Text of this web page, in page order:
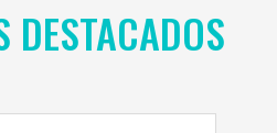
DESTACADOS